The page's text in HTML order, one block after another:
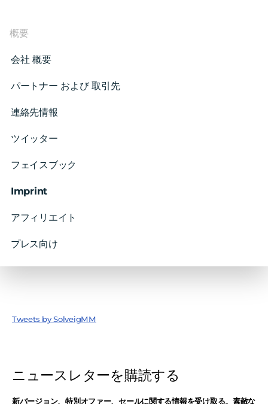
概要
会社 概要
パートナー および 取引先
連絡先情報
ツイッター
フェイスブック
Imprint
アフィリエイト
プレス向け
Tweets by SolveigMM
ニュースレターを購読する
新バージョン、特別オファー、セールに関する情報を受け取る。素敵な